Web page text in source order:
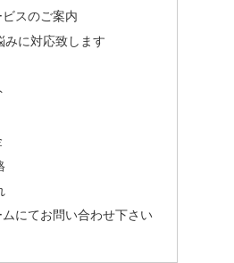
スのご案内
みに対応致します
にてお問い合わせ下さい